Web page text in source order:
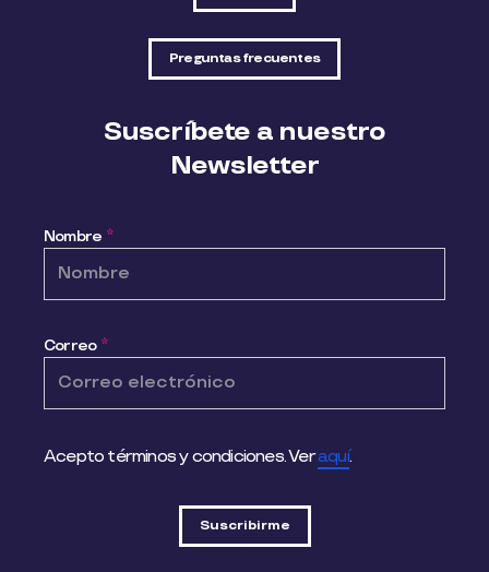
Preguntas frecuentes
Suscríbete a nuestro
Newsletter
Nombre *
Correo *
Acepto términos y condiciones. Veraquí.